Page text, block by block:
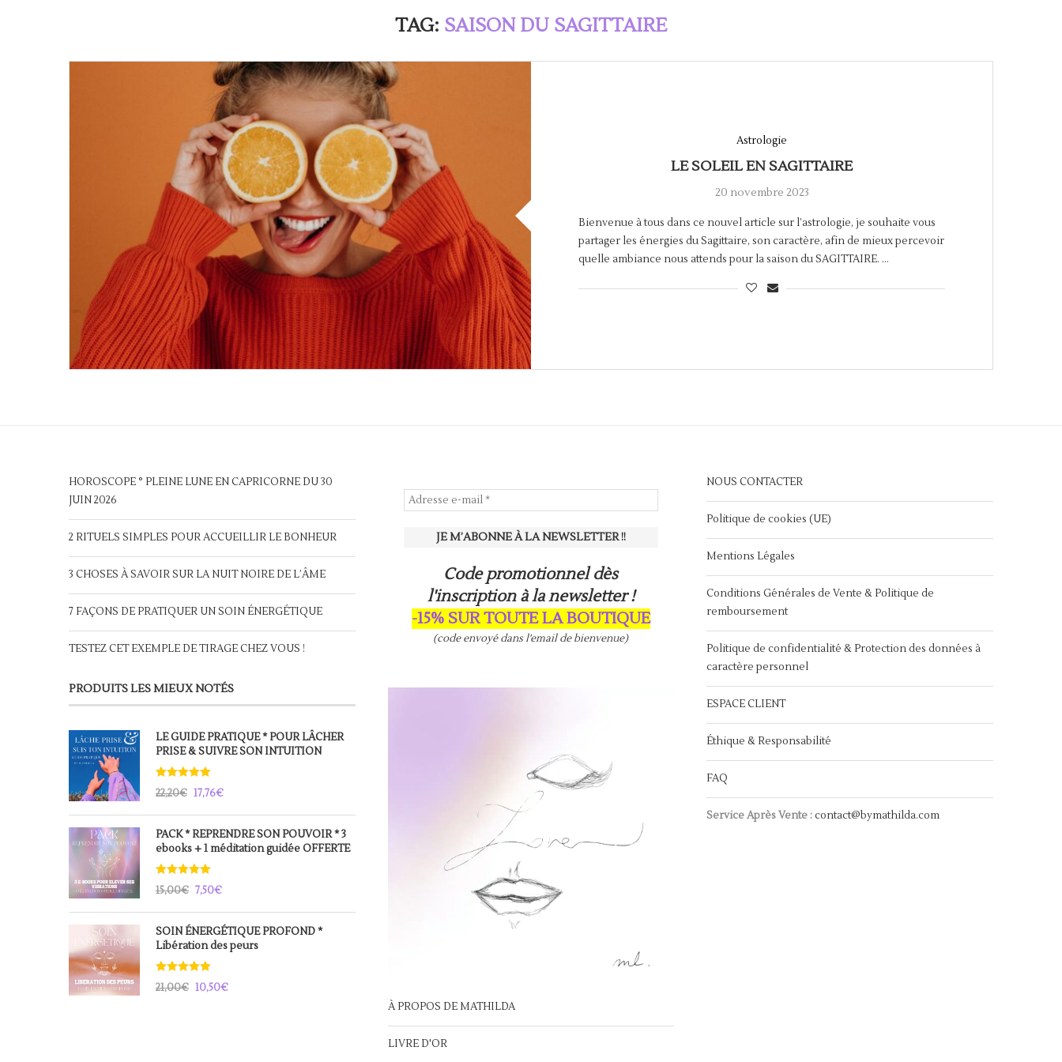
TAG: SAISON DU SAGITTAIRE
Astrologie
LE SOLEIL EN SAGITTAIRE
20 novembre 2023
Bienvenue à tous dans ce nouvel article sur l’astrologie, je souhaite vous
partager les énergies du Sagittaire, son caractère, afin de mieux percevoir
quelle ambiance nous attends pour la saison du SAGITTAIRE. …
HOROSCOPE ° PLEINE LUNE EN CAPRICORNE DU 30
JUIN 2026
2 RITUELS SIMPLES POUR ACCUEILLIR LE BONHEUR
3 CHOSES À SAVOIR SUR LA NUIT NOIRE DE L’ÂME
7 FAÇONS DE PRATIQUER UN SOIN ÉNERGÉTIQUE
TESTEZ CET EXEMPLE DE TIRAGE CHEZ VOUS !
PRODUITS LES MIEUX NOTÉS
LE GUIDE PRATIQUE * POUR LÂCHER
PRISE & SUIVRE SON INTUITION
Note 5.00
sur 5
22,20€
Le
prix
initial
était :
22,20€.
17,76€
Le
prix
actuel
17,76€.
PACK * REPRENDRE SON POUVOIR * 3
ebooks + 1 méditation guidée OFFERTE
Note5.00
sur 5
15,00€
Le
initial
était :
15,00€.
7,50€
Le
actuel
est :
7,50€.
SOIN ÉNERGÉTIQUE PROFOND *
Libération des peurs
Note5.00
sur 5
21,00€ 10,50€
Code promotionnel dès
l'inscription à la newsletter !
-15% SUR TOUTE LA BOUTIQUE
(code envoyé dans l'email de bienvenue)
À PROPOS DE MATHILDA
LIVRE D'OR
NOUS CONTACTER
Politique de cookies (UE)
Mentions Légales
Conditions Générales de Vente & Politique de
remboursement
Politique de confidentialité & Protection des données à
caractère personnel
ESPACE CLIENT
Éthique & Responsabilité
FAQ
Service Après Vente :contact@bymathilda.com